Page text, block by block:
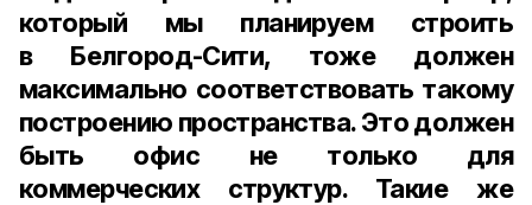
который мы планируем строить
в Белгород-Сити, тоже должен
максимально соответствовать такому
построению пространства. Это должен
быть офис не только для
коммерческих структур. Такие же